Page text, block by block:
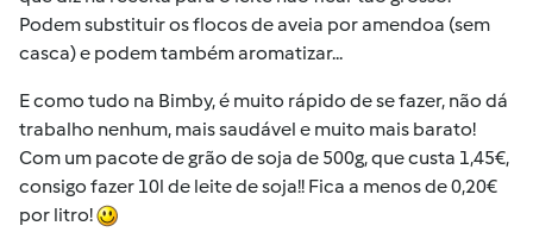
Podem substituir os flocos de aveia por amendoa (sem
casca) e podem também aromatizar...
E como tudo na Bimby, é muito rápido de se fazer, não dá
trabalho nenhum, mais saudável e muito mais barato!
Com um pacote de grão de soja de 500g, que custa 1,45€,
consigo fazer 10l de leite de soja!! Fica a menos de 0,20€
por litro!